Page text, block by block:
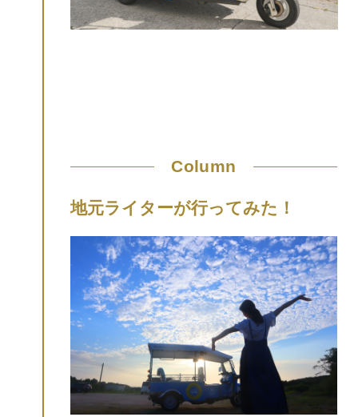
手前の海士ヶ瀬公園で下車） ↓詳細はこちら
↓【メディア情報】テレビで紹介されまし
地元ライターが行ってみた！